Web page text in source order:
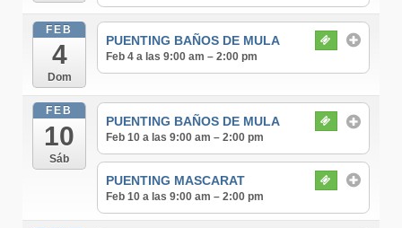
FEB
4
Dom
PUENTING BAÑOS DE MULA
Feb 4 a las 9:00 am – 2:00 pm
FEB
10
Sáb
PUENTING BAÑOS DE MULA
Feb 10 a las 9:00 am – 2:00 pm
PUENTING MASCARAT
Feb 10 a las 9:00 am – 2:00 pm